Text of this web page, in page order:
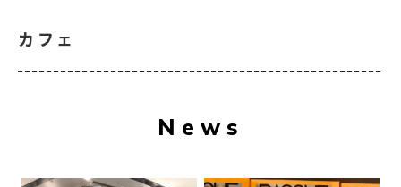
カフェ
News